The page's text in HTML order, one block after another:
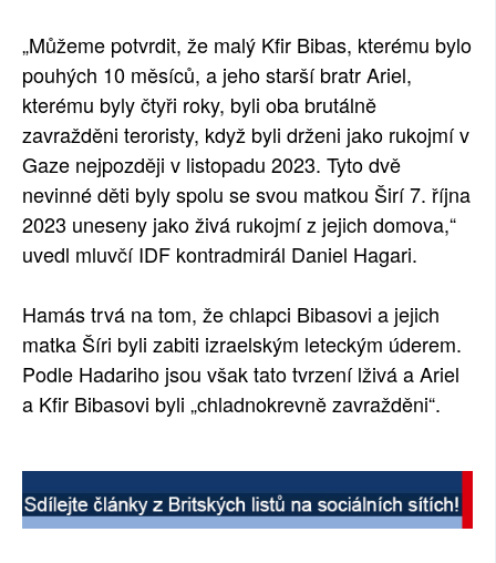
„Můžeme potvrdit, že malý Kfir Bibas, kterému bylo
pouhých 10 měsíců, a jeho starší bratr Ariel,
kterému byly čtyři roky, byli oba brutálně
zavražděni teroristy, když byli drženi jako rukojmí v
Gaze nejpozději v listopadu 2023. Tyto dvě
nevinné děti byly spolu se svou matkou Širí 7. října
2023 uneseny jako živá rukojmí z jejich domova,“
uvedl mluvčí IDF kontradmirál Daniel Hagari.
Hamás trvá na tom, že chlapci Bibasovi a jejich
matka Šíri byli zabiti izraelským leteckým úderem.
Podle Hadariho jsou však tato tvrzení lživá a Ariel
a Kfir Bibasovi byli „chladnokrevně zavražděni“.